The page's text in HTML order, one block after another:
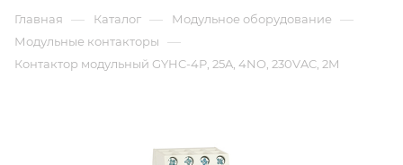
Главная — Каталог — Модульное оборудование —
Модульные контакторы —
Контактор модульный GYHC-4P, 25A, 4NO, 230VAC, 2M